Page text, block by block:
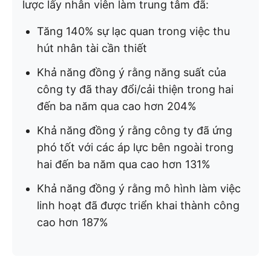
lược lấy nhân viên làm trung tâm đã:
Tăng 140% sự lạc quan trong việc thu
hút nhân tài cần thiết
Khả năng đồng ý rằng năng suất của
công ty đã thay đổi/cải thiện trong hai
đến ba năm qua cao hơn 204%
Khả năng đồng ý rằng công ty đã ứng
phó tốt với các áp lực bên ngoài trong
hai đến ba năm qua cao hơn 131%
Khả năng đồng ý rằng mô hình làm việc
linh hoạt đã được triển khai thành công
cao hơn 187%